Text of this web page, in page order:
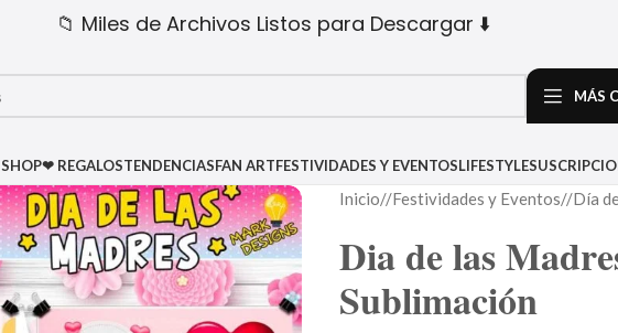
📁 Miles de Archivos Listos para Descargar ⬇️
MÁS
SHOP❤ REGALOSTENDENCIASFAN ARTFESTIVIDADES Y EVENTOSLIFESTYLE
Inicio/ Festividades y Eventos/ Día
Dia de las
Sublimación